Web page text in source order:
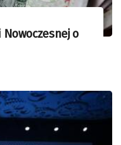
Nowoczesnej o